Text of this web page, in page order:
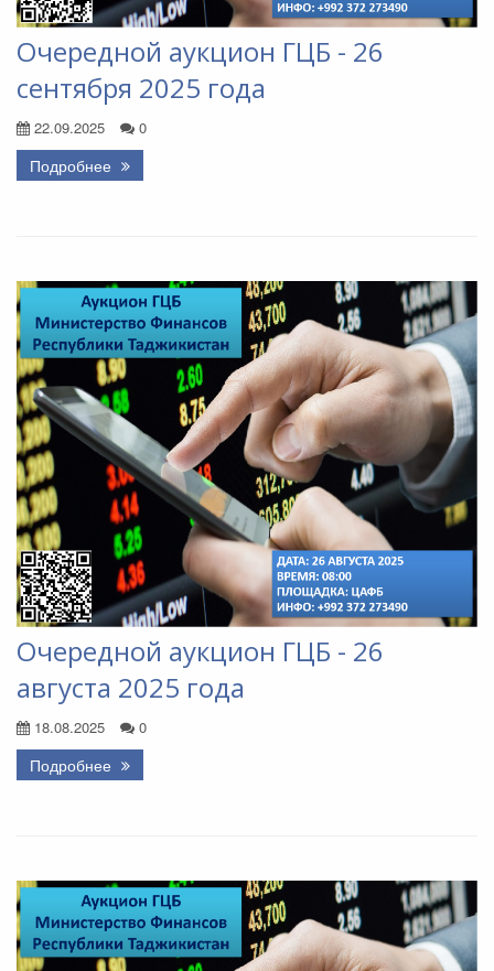
Очередной аукцион ГЦБ - 26
сентября 2025 года
22.09.2025 0
Подробнее
Очередной аукцион ГЦБ - 26
августа 2025 года
18.08.2025 0
Подробнее